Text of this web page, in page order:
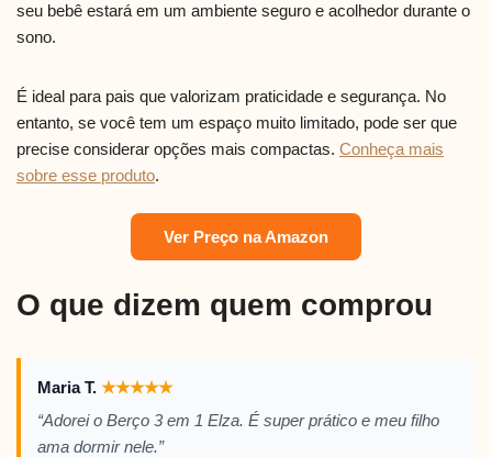
seu bebê estará em um ambiente seguro e acolhedor durante o
sono.
É ideal para pais que valorizam praticidade e segurança. No
entanto, se você tem um espaço muito limitado, pode ser que
precise considerar opções mais compactas. Conheça mais
sobre esse produto.
Ver Preço na Amazon
O que dizem quem comprou
Maria T. ★★★★★
“Adorei o Berço 3 em 1 Elza. É super prático e meu filho
ama dormir nele.”